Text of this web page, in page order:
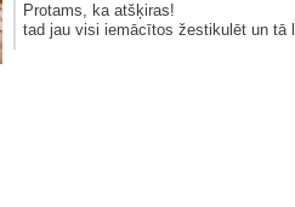
Protams, ka atšķiras!
tad jau visi iemācītos žestikulēt un tā